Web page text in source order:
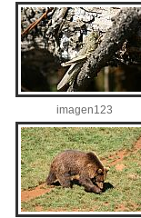
imagen123